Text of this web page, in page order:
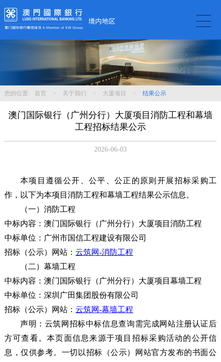
您的位置: 首页 > 关于我们 > 大厦项目 > 结果公示
澳门国际银行（广州分行）大厦项目消防工程和幕墙
工程招标结果公示
2026-06-03
本项目遵循公开、公平、公正的原则开展招标采购工
作，以下为本项目消防工程和幕墙工程结果公示信息。
（一）消防工程
中标内容 ：澳门国际银行（广州分行）大厦项目消防工程
中标单位 ：广州市国信工程建设有限公司
招标（公示）网站： 云筑网-消防工程
（二）幕墙工程
中标内容 ：澳门国际银行（广州分行）大厦项目幕墙工程
中标单位 ：深圳广田集团股份有限公司
招标（公示）网站： 云筑网-幕墙工程
声明：云筑网招标中标信息查询需完成网站注册认证后
方可查看。本页面信息来源于项目招标采购活动的公开信
息，仅供参考。一切以招标（公示）网站官方发布的书面公